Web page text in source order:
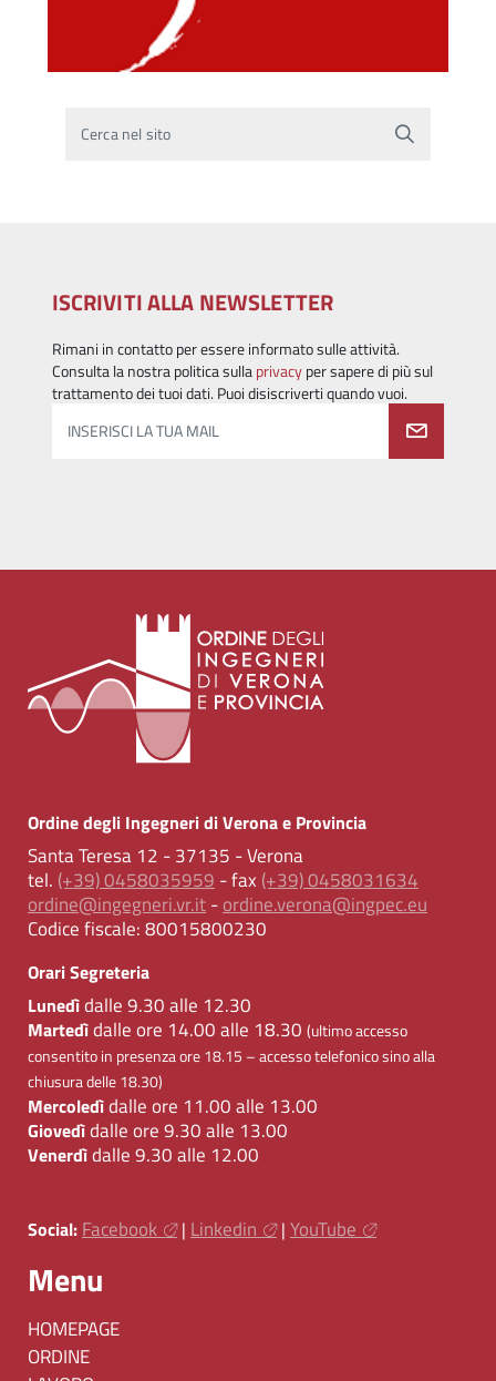
Cerca nel sito
ISCRIVITI ALLA NEWSLETTER
Rimani in contatto per essere informato sulle attività.
Consulta la nostra politica sullaprivacyper sapere di più sul
trattamento dei tuoi dati. Puoi disiscriverti quando vuoi.
INSERISCI LA TUA MAIL
Ordine degli Ingegneri di Verona e Provincia
Santa Teresa 12 - 37135 - Verona
tel. (+39) 0458035959 - fax (+39) 0458031634
ordine@ingegneri.vr.it-ordine.verona@ingpec.eu
Codice fiscale:80015800230
Orari Segreteria
Lunedìdalle 9.30 alle 12.30
Martedìdalle ore 14.00 alle 18.30 (ultimo accesso
consentito in presenza ore 18.15 – accesso telefonico sino alla
chiusura delle 18.30)
Mercoledìdalle ore 11.00 alle 13.00
Giovedìdalle ore 9.30 alle 13.00
Venerdìdalle 9.30 alle 12.00
Social: Facebook | Linkedin | YouTube
Menu
HOMEPAGE
ORDINE